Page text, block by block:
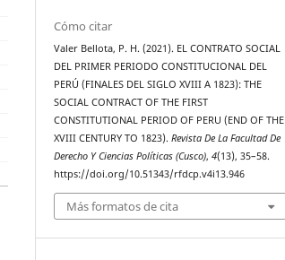
Cómo citar
Valer Bellota, P. H. (2021). EL CONTRATO SOCIAL
DEL PRIMER PERIODO CONSTITUCIONAL DEL
PERÚ (FINALES DEL SIGLO XVIII A 1823): THE
SOCIAL CONTRACT OF THE FIRST
CONSTITUTIONAL PERIOD OF PERU (END OF THE
XVIII CENTURY TO 1823).Revista De La Facultad De
Derecho Y Ciencias Políticas (Cusco),4(13), 35–58.
https://doi.org/10.51343/rfdcp.v4i13.946
Más formatos de cita